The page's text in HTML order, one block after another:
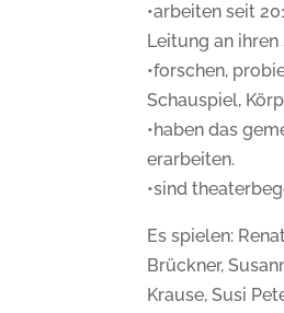
•arbeiten seit
Leitung an
•forschen,
Schauspiel,
•haben das
erarbeiten.
•sind
Es spielen:
Brückner,
Krause, Susi